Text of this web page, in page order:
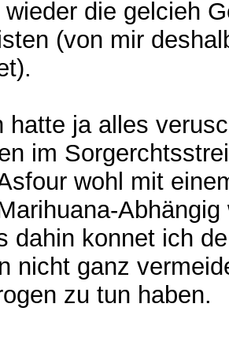
die gelcieh
(von mir
hatte ja alles
im
wohl mit
dahin konnet ich
nicht ganz
zu tun haben.